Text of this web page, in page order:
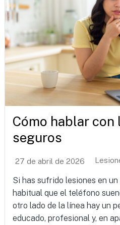
Cómo hablar
seguros
27 de abril de 2026
Si has sufrido lesiones en
habitual que el teléfono
otro lado de la línea hay un
educado, profesional y, en